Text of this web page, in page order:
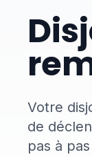
Votre
de
pas à